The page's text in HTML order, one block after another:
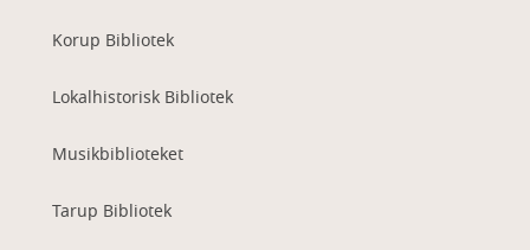
Korup Bibliotek
Lokalhistorisk Bibliotek
Musikbiblioteket
Tarup Bibliotek